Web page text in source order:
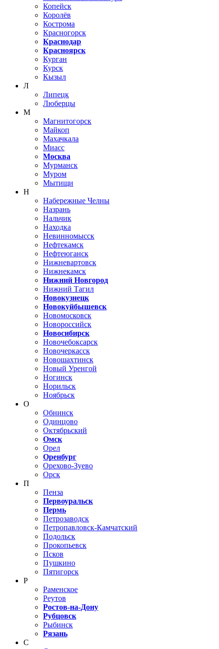
Копейск
Королёв
Кострома
Красногорск
Краснодар
Красноярск
Курган
Курск
Кызыл
Л
Липецк
Люберцы
М
Магнитогорск
Майкоп
Махачкала
Миасс
Москва
Мурманск
Муром
Мытищи
Н
Набережные Челны
Назрань
Нальчик
Находка
Невинномысск
Нефтекамск
Нефтеюганск
Нижневартовск
Нижнекамск
Нижний Новгород
Нижний Тагил
Новокузнецк
Новокуйбышевск
Новомосковск
Новороссийск
Новосибирск
Новочебоксарск
Новочеркасск
Новошахтинск
Новый Уренгой
Ногинск
Норильск
Ноябрьск
О
Обнинск
Одинцово
Октябрьский
Омск
Орел
Оренбург
Орехово-Зуево
Орск
П
Пенза
Первоуральск
Пермь
Петрозаводск
Петропавловск-Камчатский
Подольск
Прокопьевск
Псков
Пушкино
Пятигорск
Р
Раменское
Реутов
Ростов-на-Дону
Рубцовск
Рыбинск
Рязань
С